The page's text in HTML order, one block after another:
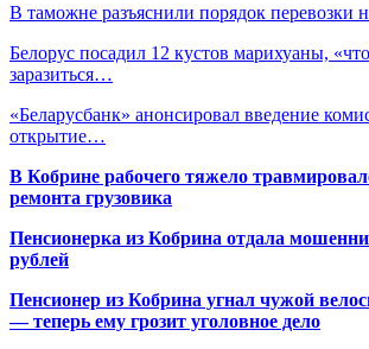
В таможне разъяснили порядок перевозки
Белорус посадил 12 кустов марихуаны,
заразиться…
«Беларусбанк» анонсировал введение
открытие…
В Кобрине рабочего тяжело
ремонта грузовика
Пенсионерка из Кобрина отдала
рублей
Пенсионер из Кобрина угнал чужой
— теперь ему грозит уголовное дело